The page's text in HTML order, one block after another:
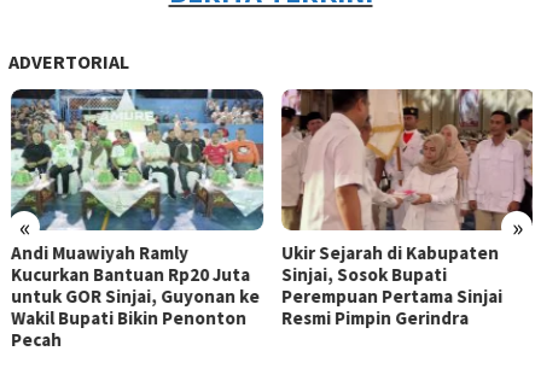
ADVERTORIAL
« »
Andi Muawiyah Ramly
Kucurkan Bantuan Rp20 Juta
untuk GOR Sinjai, Guyonan ke
Wakil Bupati Bikin Penonton
Pecah
Ukir Sejarah di Kabupaten
Sinjai, Sosok Bupati
Perempuan Pertama Sinjai
Resmi Pimpin Gerindra